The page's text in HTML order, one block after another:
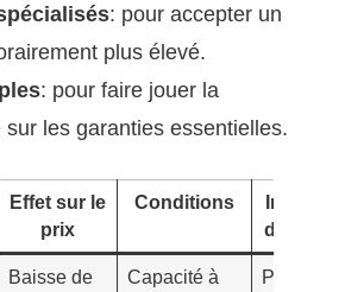
: pour accepter un
plus élevé.
: pour faire jouer la
sur les garanties essentielles.
Effet sur le
prix
Conditions
de
Baisse de
Capacité à
Prime